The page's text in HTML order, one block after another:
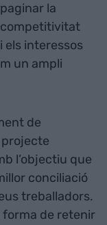
la
els interessos
un ampli
de
projecte
l’objectiu que
conciliació
treballadors.
forma de retenir